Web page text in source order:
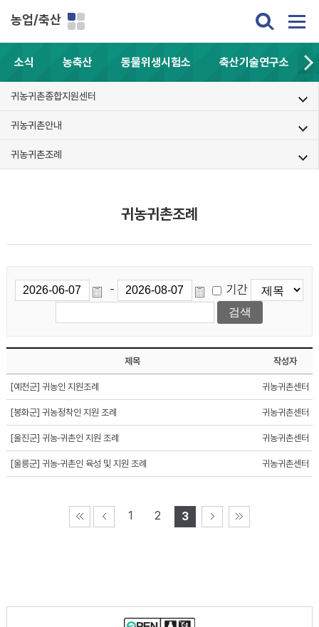
농업/축산
소식 농축산 동물위생시험소 축산기술연구소
귀농귀촌종합지원센터
귀농귀촌안내
귀농귀촌조례
귀농귀촌조례
- 기간
제목 작성자
[예천군] 귀농인 지원조례 귀농귀촌센터
[봉화군] 귀농정착인 지원 조례 귀농귀촌센터
[울진군] 귀농·귀촌인 지원 조례 귀농귀촌센터
[울릉군] 귀농·귀촌인 육성 및 지원 조례 귀농귀촌센터
1 2 3